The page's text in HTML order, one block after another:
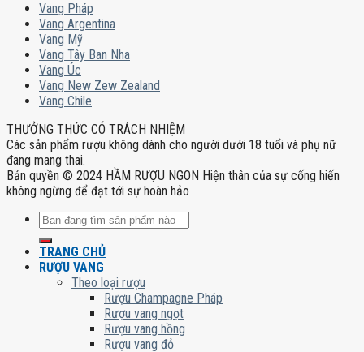
Vang Pháp
Vang Argentina
Vang Mỹ
Vang Tây Ban Nha
Vang Úc
Vang New Zew Zealand
Vang Chile
THƯỞNG THỨC CÓ TRÁCH NHIỆM
Các sản phẩm rượu không dành cho người dưới 18 tuổi và phụ nữ
đang mang thai.
Bản quyền © 2024 HẦM RƯỢU NGON Hiện thân của sự cống hiến
không ngừng để đạt tới sự hoàn hảo
Tìm
TRANG CHỦ
RƯỢU VANG
Theo loại rượu
Rượu Champagne Pháp
Rượu vang ngọt
Rượu vang hồng
Rượu vang đỏ